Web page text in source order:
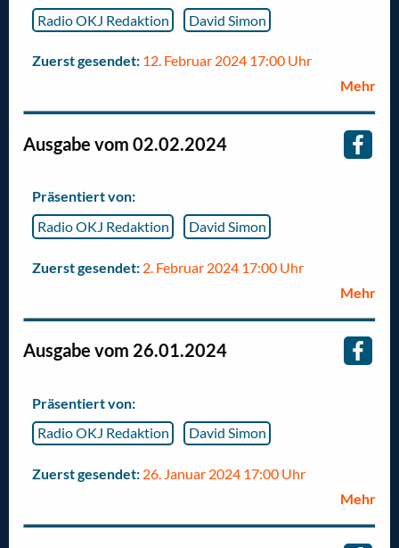
Radio OKJ Redaktion
David Simon
Zuerst gesendet: 12. Februar 2024 17:00 Uhr
Mehr
Ausgabe vom 02.02.2024
Präsentiert von:
Radio OKJ Redaktion
David Simon
Zuerst gesendet: 2. Februar 2024 17:00 Uhr
Mehr
Ausgabe vom 26.01.2024
Präsentiert von:
Radio OKJ Redaktion
David Simon
Zuerst gesendet: 26. Januar 2024 17:00 Uhr
Mehr